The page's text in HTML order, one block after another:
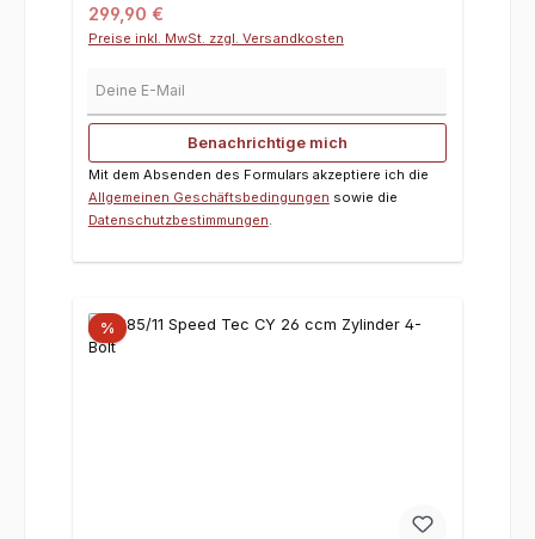
Regulärer Preis:
299,90 €
Preise inkl. MwSt. zzgl. Versandkosten
Benachrichtige mich
Mit dem Absenden des Formulars akzeptiere ich die
Allgemeinen Geschäftsbedingungen sowie die
Datenschutzbestimmungen.
%